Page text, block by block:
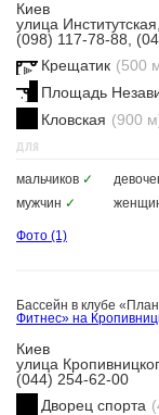
Киев
улица
(098) 117-78-88,
Крещатик (500
Площадь
Кловская (900
ДЛЯ
мальчиков ✓
мужчин ✓
Фото (1)
Бассейн в клубе
Фитнес» на
Киев
улица
(044) 254-62-00
Дворец спорта